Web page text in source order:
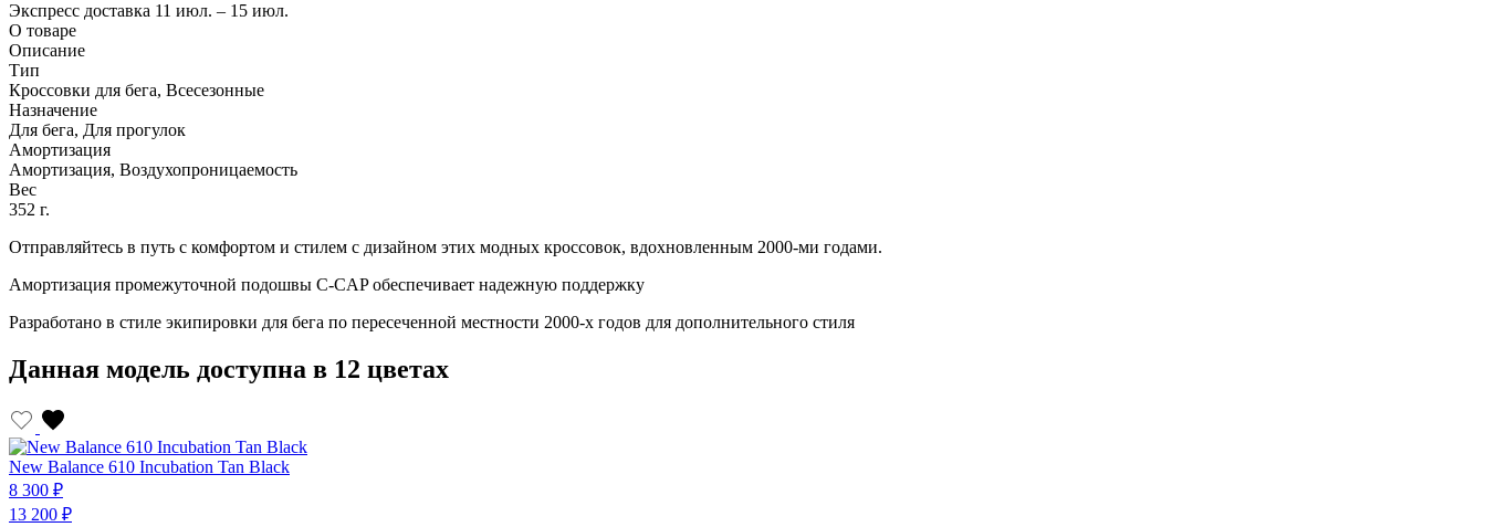
Экспресс доставка 11 июл. – 15 июл.
О товаре
Описание
Тип
Кроссовки для бега, Всесезонные
Назначение
Для бега, Для прогулок
Амортизация
Амортизация, Воздухопроницаемость
Вес
352 г.
Отправляйтесь в путь с комфортом и стилем с дизайном этих модных кроссовок, вдохновленным 2000-ми годами.
Амортизация промежуточной подошвы C-CAP обеспечивает надежную поддержку
Разработано в стиле экипировки для бега по пересеченной местности 2000-х годов для дополнительного стиля
Данная модель доступна в 12 цветах
New Balance 610 Incubation Tan Black
8 300 ₽
13 200 ₽